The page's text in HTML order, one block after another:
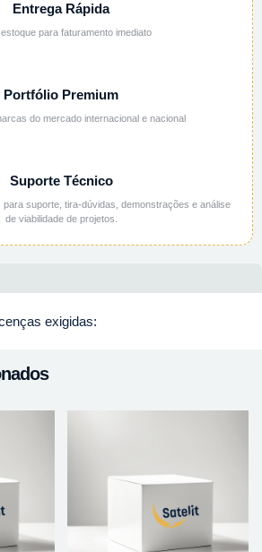
Entrega Rápida
para faturamento imediato
Portfólio Premium
do mercado internacional e nacional
Suporte Técnico
suporte, tira-dúvidas, demonstrações e análise
de viabilidade de projetos.
exigidas: